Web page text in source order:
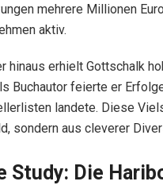
mehrere Millionen
aktiv.
hinaus erhielt Gottschalk
Buchautor feierte er
landete. Diese
sondern aus cleverer
Study: Die